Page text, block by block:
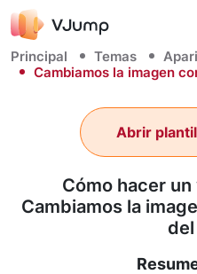
Principal Temas
Cambiamos la imagen
Cómo hacer
Cambiamos la
Abrir